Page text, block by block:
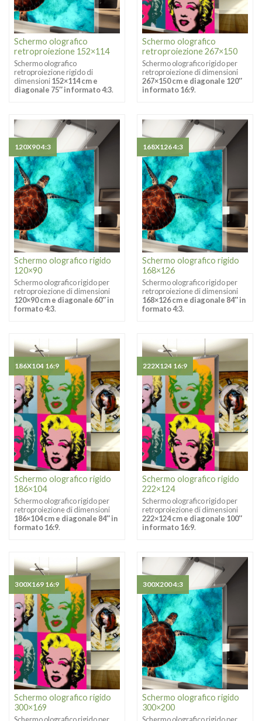
Schermo olografico
retroproiezione 152×114
Schermo olografico
retroproiezione rigido di
dimensioni152×114 cm e
diagonale 75″ in formato 4:3.
Schermo olografico
retroproiezione 267×150
Schermo olografico rigido per
retroproiezione di dimensioni
267×150 cm e diagonale 120″
in formato 16:9.
Schermo olografico rigido
120×90
Schermo olografico rigido per
retroproiezione di dimensioni
120×90 cm e diagonale 60″ in
formato 4:3.
120X90 4:3
Schermo olografico rigido
168×126
Schermo olografico rigido per
retroproiezione di dimensioni
168×126 cm e diagonale 84″ in
formato 4:3.
168X126 4:3
Schermo olografico rigido
186×104
Schermo olografico rigido per
retroproiezione di dimensioni
186×104 cm e diagonale 84″ in
formato 16:9.
186X104 16:9
Schermo olografico rigido
222×124
Schermo olografico rigido per
retroproiezione di dimensioni
222×124 cm e diagonale 100″
in formato 16:9.
222X124 16:9
Schermo olografico rigido
300×169
300X169 16:9
Schermo olografico rigido
300×200
300X200 4:3